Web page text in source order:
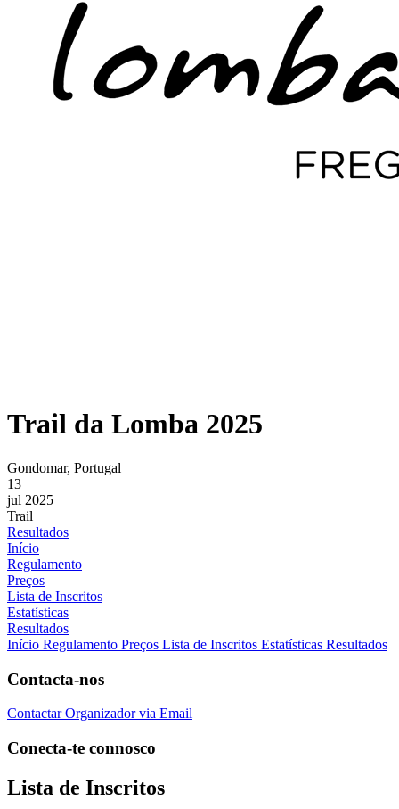
Trail da Lomba 2025
Gondomar, Portugal
13
jul 2025
Trail
Resultados
Início
Regulamento
Preços
Lista de Inscritos
Estatísticas
Resultados
Início Regulamento Preços Lista de Inscritos Estatísticas Resultados
Contacta-nos
Contactar Organizador via Email
Conecta-te connosco
Lista de Inscritos